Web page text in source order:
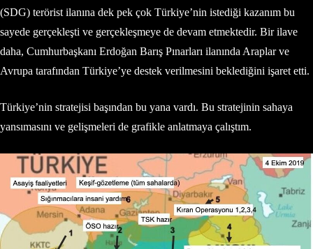
(SDG) terörist ilanına dek pek çok Türkiye’nin istediği kazanım bu
sayede gerçekleşti ve gerçekleşmeye de devam etmektedir. Bir ilave
daha, Cumhurbaşkanı Erdoğan Barış Pınarları ilanında Araplar ve
Avrupa tarafından Türkiye’ye destek verilmesini beklediğini işaret etti.
Türkiye’nin stratejisi başından bu yana vardı. Bu stratejinin sahaya
yansımasını ve gelişmeleri de grafikle anlatmaya çalıştım.